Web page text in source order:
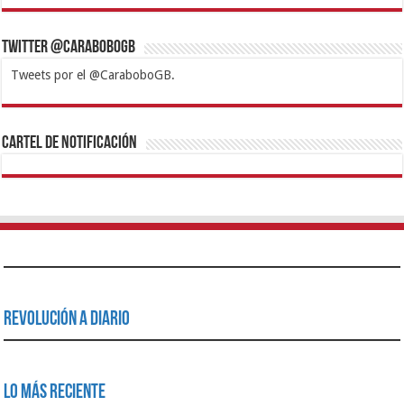
Twitter @CaraboboGB
Tweets por el @CaraboboGB.
1xbetBetturkeyBetistKralbetSupertotobetTipobetMatadorbetMariobet
https://mvbcasino.com/
Cartel de Notificación
Revolución a Diario
Lo Más Reciente